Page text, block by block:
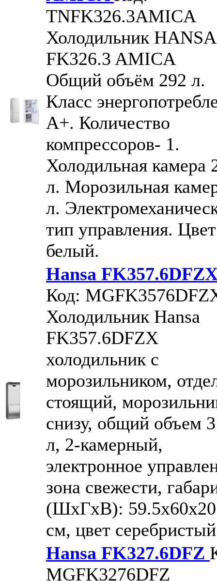
TNFK326.3AMICA
Холодильник HANSA
FK326.3 AMICA
Общий объём 292 л.
Класс
A+. Количество
компрессоров- 1.
Холодильная камера
л. Морозильная
л.
тип управления. Цвет
белый.
Hansa
Код:
Холодильник Hansa
FK357.6DFZX
холодильник с
морозильником,
стоящий,
снизу, общий объем
л, 2-камерный,
электронное
зона свежести,
(ШxГxВ):
см, цвет серебристый
Hansa FK327.6DFZ
MGFK3276DFZ